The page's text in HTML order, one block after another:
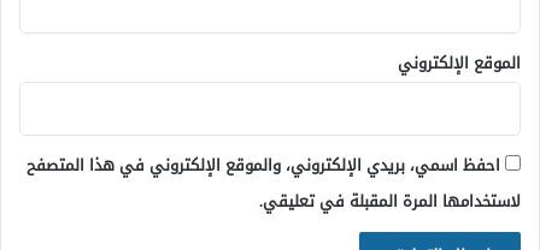
الموقع الإلكتروني
احفظ اسمي، بريدي الإلكتروني، والموقع الإلكتروني في هذا المتصفح
لاستخدامها المرة المقبلة في تعليقي.